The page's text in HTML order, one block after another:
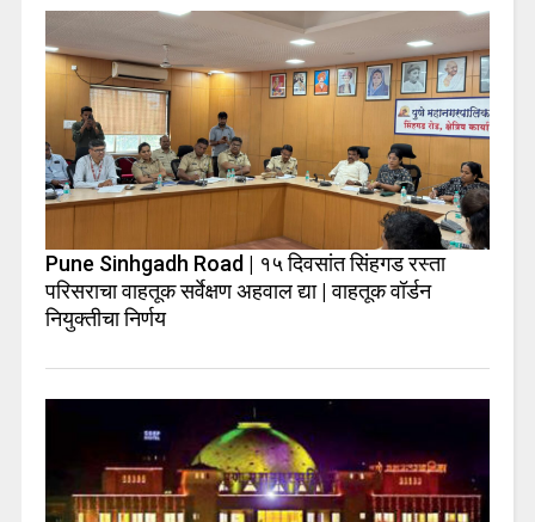
Pune Sinhgadh Road | १५ दिवसांत सिंहगड रस्ता
परिसराचा वाहतूक सर्वेक्षण अहवाल द्या | वाहतूक वॉर्डन
नियुक्तीचा निर्णय